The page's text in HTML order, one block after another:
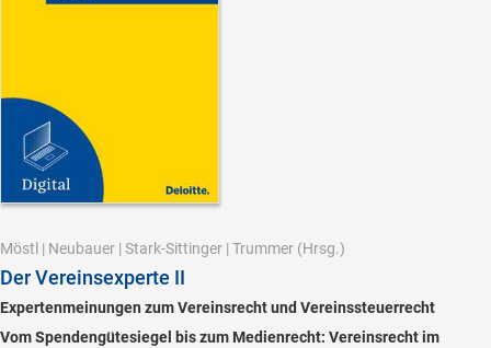
Möstl | Neubauer | Stark-Sittinger | Trummer (Hrsg.)
Der Vereinsexperte II
Expertenmeinungen zum Vereinsrecht und Vereinssteuerrecht
Vom Spendengütesiegel bis zum Medienrecht: Vereinsrecht im